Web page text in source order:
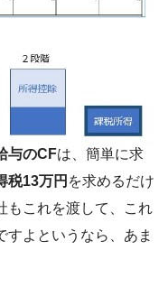
与のCFは、簡単に求
税13万円 を求めるだけ
もこれを渡して、これ
すよというなら、あま